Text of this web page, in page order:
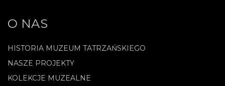
O NAS
HISTORIA MUZEUM TATRZAŃSKIEGO
NASZE PROJEKTY
KOLEKCJE MUZEALNE